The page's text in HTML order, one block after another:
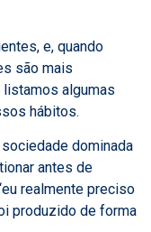
e, quando
são mais
listamos algumas
hábitos.
sociedade dominada
antes de
realmente preciso
produzido de forma